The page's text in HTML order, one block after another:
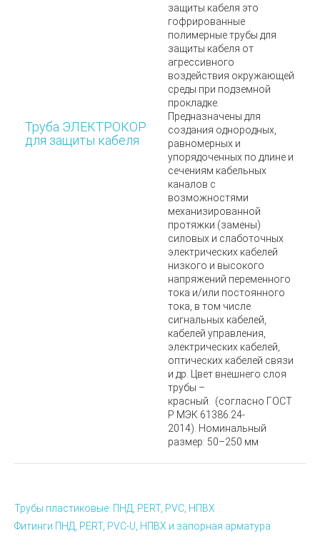
Труба ЭЛЕКТРОКОР
для защиты кабеля
защиты кабеля это
гофрированные
полимерные трубы для
защиты кабеля от
агрессивного
воздействия окружающей
среды при подземной
прокладке.
Предназначены для
создания однородных,
равномерных и
упорядоченных по длине и
сечениям кабельных
каналов c
возможностями
механизированной
протяжки (замены)
силовых и слаботочных
электрических кабелей
низкого и высокого
напряжений переменного
тока и/или постоянного
тока, в том числе
сигнальных кабелей,
кабелей управления,
электрических кабелей,
оптических кабелей связи
и др. Цвет внешнего слоя
трубы –
красный.
(согласно ГОСТ
Р МЭК 61386.24-
2014). Номинальный
размер: 50–250 мм
Трубы пластиковые: ПНД, PERT, PVC, НПВХ
Фитинги ПНД, PERT, PVC-U, НПВХ и запорная арматура